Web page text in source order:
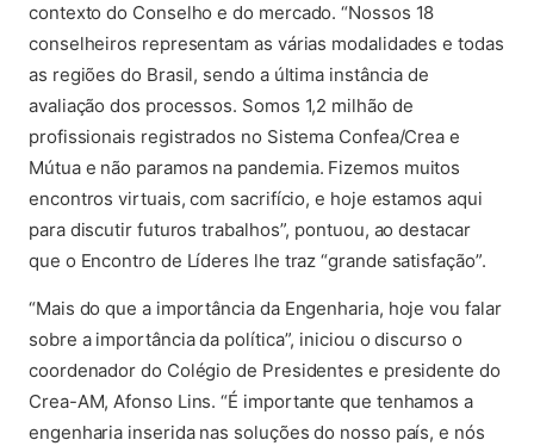
contexto do Conselho e do mercado. “Nossos 18
conselheiros representam as várias modalidades e todas
as regiões do Brasil, sendo a última instância de
avaliação dos processos. Somos 1,2 milhão de
profissionais registrados no Sistema Confea/Crea e
Mútua e não paramos na pandemia. Fizemos muitos
encontros virtuais, com sacrifício, e hoje estamos aqui
para discutir futuros trabalhos”, pontuou, ao destacar
que o Encontro de Líderes lhe traz “grande satisfação”.
“Mais do que a importância da Engenharia, hoje vou falar
sobre a importância da política”, iniciou o discurso o
coordenador do Colégio de Presidentes e presidente do
Crea-AM, Afonso Lins. “É importante que tenhamos a
engenharia inserida nas soluções do nosso país, e nós